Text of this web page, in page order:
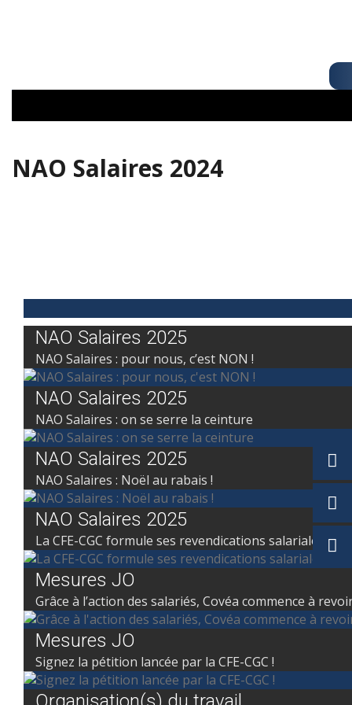
NAO Salaires 2024
NAO Salaires 2025
NAO Salaires : pour nous, c’est NON !
NAO Salaires 2025
NAO Salaires : on se serre la ceinture
NAO Salaires 2025
NAO Salaires : Noël au rabais !
NAO Salaires 2025
La CFE-CGC formule ses revendications salariales !
Mesures JO
Grâce à l’action des salariés, Covéa commence à
Mesures JO
Signez la pétition lancée par la CFE-CGC !